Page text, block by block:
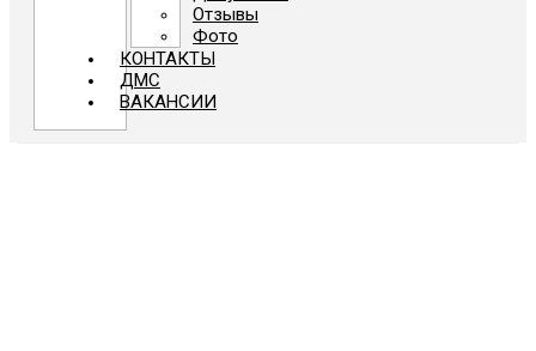
Отзывы
Фото
КОНТАКТЫ
ДМС
ВАКАНСИИ